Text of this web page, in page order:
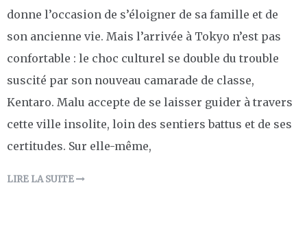
donne l’occasion de s’éloigner de sa famille et de
son ancienne vie. Mais l’arrivée à Tokyo n’est pas
confortable : le choc culturel se double du trouble
suscité par son nouveau camarade de classe,
Kentaro. Malu accepte de se laisser guider à travers
cette ville insolite, loin des sentiers battus et de ses
certitudes. Sur elle-même,
LIRE LA SUITE